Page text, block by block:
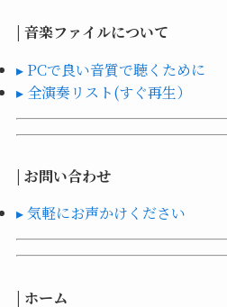
| 音楽ファイルについて
▸ PCで良い音質で聴くために
▸ 全演奏リスト(すぐ再生）
| お問い合わせ
▸ 気軽にお声かけください
| ホーム